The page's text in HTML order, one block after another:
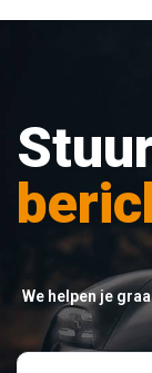
We helpen je